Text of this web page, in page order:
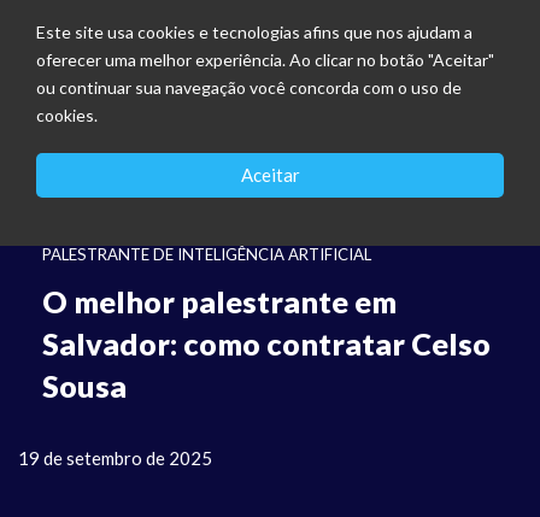
Este site usa cookies e tecnologias afins que nos ajudam a
oferecer uma melhor experiência. Ao clicar no botão "Aceitar"
ou continuar sua navegação você concorda com o uso de
cookies.
Aceitar
PALESTRANTE DE INTELIGÊNCIA ARTIFICIAL
O melhor palestrante em
Salvador: como contratar Celso
Sousa
19 de setembro de 2025